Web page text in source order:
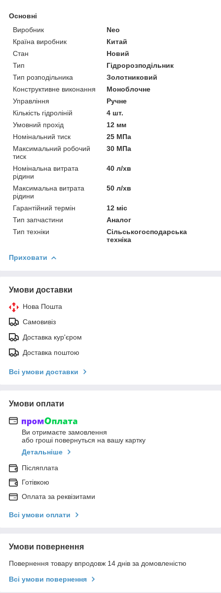
Основні
Виробник
Neo
Країна виробник
Китай
Стан
Новий
Тип
Гідророзподільник
Тип розподільника
Золотниковий
Конструктивне виконання
Моноблочне
Управління
Ручне
Кількість гідроліній
4 шт.
Умовний прохід
12 мм
Номінальний тиск
25 МПа
Максимальний робочий
тиск
30 МПа
Номінальна витрата
рідини
40 л/хв
Максимальна витрата
рідини
50 л/хв
Гарантійний термін
12 міс
Тип запчастини
Аналог
Тип техніки
Сільськогосподарська
техніка
Приховати
Умови доставки
Нова Пошта
Самовивіз
Доставка кур'єром
Доставка поштою
Всі умови доставки
Умови оплати
Ви отримаєте замовлення
або гроші повернуться на вашу картку
Детальніше
Післяплата
Готівкою
Оплата за реквізитами
Всі умови оплати
Умови повернення
Повернення товару впродовж 14 днів за домовленістю
Всі умови повернення